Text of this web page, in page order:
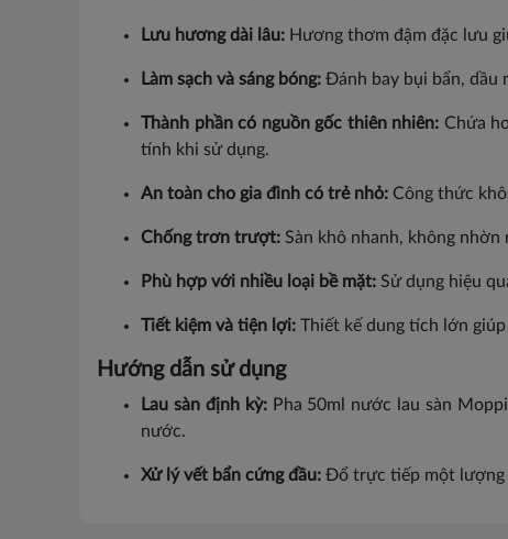
Lưu hương dài lâu: Hương thơm đậm đặc lưu
Làm sạch và sáng bóng: Đánh bay bụi bẩn, dầu
Thành phần có nguồn gốc thiên nhiên: Chứa
tính khi sử dụng.
An toàn cho gia đình có trẻ nhỏ: Công thức
Chống trơn trượt: Sàn khô nhanh, không
Phù hợp với nhiều loại bề mặt: Sử dụng hiệu
Tiết kiệm và tiện lợi: Thiết kế dung tích lớn
Hướng dẫn sử dụng
Lau sàn định kỳ:Pha 50ml nước lau sàn
nước.
Xử lý vết bẩn cứng đầu: Đổ trực tiếp một lượng